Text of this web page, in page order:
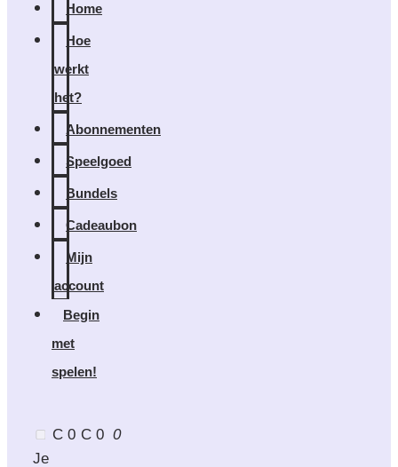
Home
Hoe
werkt
het?
Abonnementen
Speelgoed
Bundels
Cadeaubon
Mijn
account
Begin
met
spelen!
C 0 C 0 0
Je